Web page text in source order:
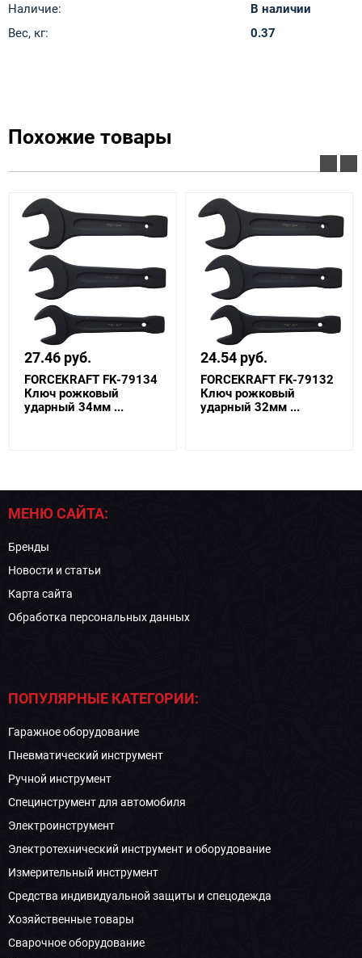
Наличие:
В наличии
Вес, кг:
0.37
Похожие товары
27.46 руб.
FORCEKRAFT FK-79134
Ключ рожковый
ударный 34мм ...
24.54 руб.
FORCEKRAFT FK-79132
Ключ рожковый
ударный 32мм ...
МЕНЮ САЙТА:
Бренды
Новости и статьи
Карта сайта
Обработка персональных данных
ПОПУЛЯРНЫЕ КАТЕГОРИИ:
Гаражное оборудование
Пневматический инструмент
Ручной инструмент
Специнструмент для автомобиля
Электроинструмент
Электротехнический инструмент и оборудование
Измерительный инструмент
Средства индивидуальной защиты и спецодежда
Хозяйственные товары
Сварочное оборудование